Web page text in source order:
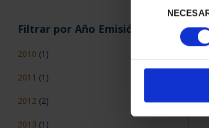
consentimiento
Filtrar por Año Emisión
2010 (1)
2011 (1)
2012 (2)
2013 (1)